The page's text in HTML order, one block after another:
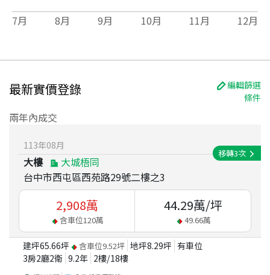
7月 8月 9月 10月 11月 12月
最新實價登錄
編輯篩選
條件
兩年內成交
113年08月
大樓
大城梧同
台中市西屯區西苑路29號二樓之3
移轉3次
2,908萬
含車位120萬
44.29萬/坪
49.66萬
建坪65.66坪 含車位9.52坪 地坪8.29坪 有車位
3房2廳2衛 9.2年 2樓/18樓